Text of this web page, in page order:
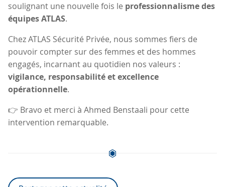
soulignant une nouvelle fois le professionnalisme des
équipes ATLAS.
Chez ATLAS Sécurité Privée, nous sommes fiers de
pouvoir compter sur des femmes et des hommes
engagés, incarnant au quotidien nos valeurs :
vigilance, responsabilité et excellence
opérationnelle.
👉 Bravo et merci à Ahmed Benstaali pour cette
intervention remarquable.